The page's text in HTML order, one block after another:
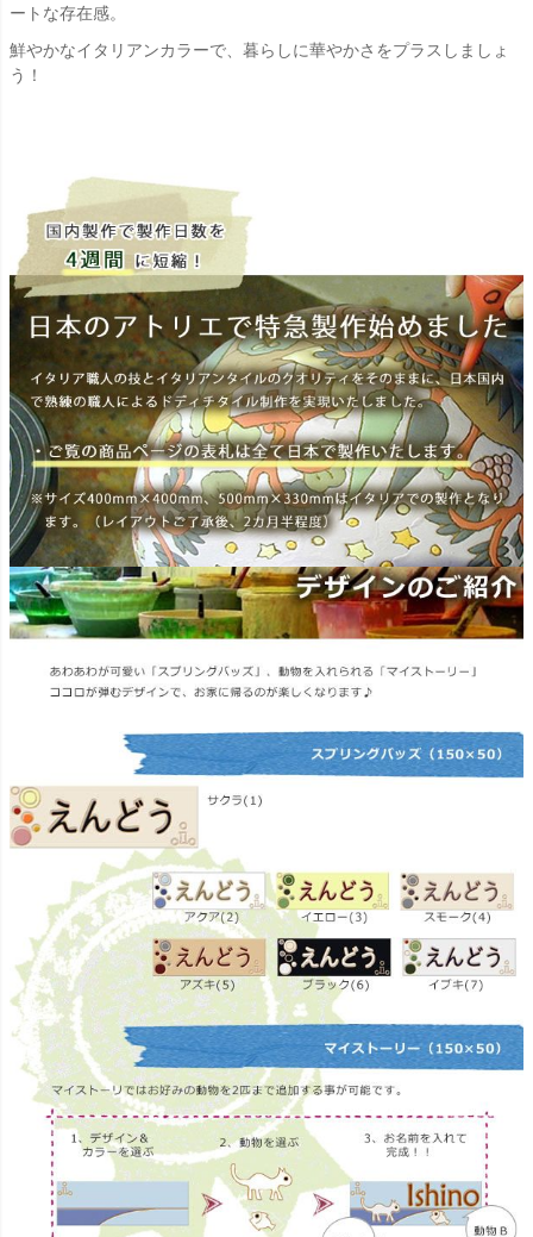
ートな存在感。
鮮やかなイタリアンカラーで、暮らしに華やかさをプラスしましょ
う！